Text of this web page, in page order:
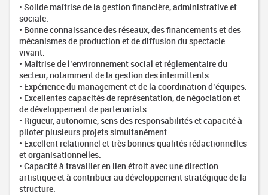
• Solide maîtrise de la gestion financière, administrative et
sociale.
• Bonne connaissance des réseaux, des financements et des
mécanismes de production et de diffusion du spectacle
vivant.
• Maîtrise de l’environnement social et réglementaire du
secteur, notamment de la gestion des intermittents.
• Expérience du management et de la coordination d’équipes.
• Excellentes capacités de représentation, de négociation et
de développement de partenariats.
• Rigueur, autonomie, sens des responsabilités et capacité à
piloter plusieurs projets simultanément.
• Excellent relationnel et très bonnes qualités rédactionnelles
et organisationnelles.
• Capacité à travailler en lien étroit avec une direction
artistique et à contribuer au développement stratégique de la
structure.